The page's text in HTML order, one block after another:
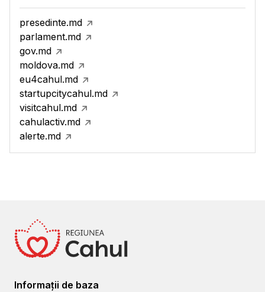
presedinte.md
parlament.md
gov.md
moldova.md
eu4cahul.md
startupcitycahul.md
visitcahul.md
cahulactiv.md
alerte.md
Informații de baza